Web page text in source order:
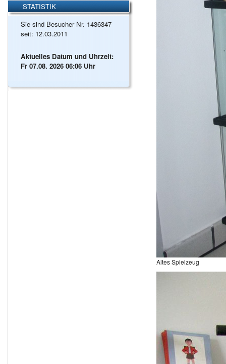
STATISTIK
Sie sind Besucher Nr. 1436347
seit: 12.03.2011
Aktuelles Datum und Uhrzeit:
Fr 07.08. 2026 06:06 Uhr
Altes Spielzeug